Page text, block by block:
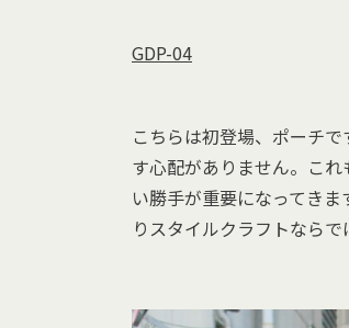
GDP-04
こちらは初登場、ポーチ
す心配がありません。こ
い勝手が重要になってき
りスタイルクラフトならで